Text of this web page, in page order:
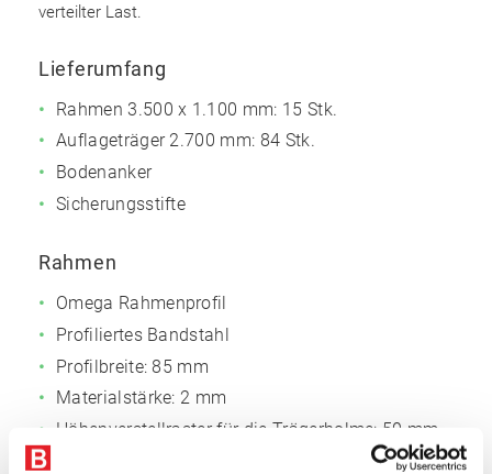
verteilter Last.
Lieferumfang
Rahmen 3.500 x 1.100 mm: 15 Stk.
Auflageträger 2.700 mm: 84 Stk.
Bodenanker
Sicherungsstifte
Rahmen
Omega Rahmenprofil
Profiliertes Bandstahl
Profilbreite: 85 mm
Materialstärke: 2 mm
Höhenverstellraster für die Trägerholme: 50 mm
SilbergrauNCS